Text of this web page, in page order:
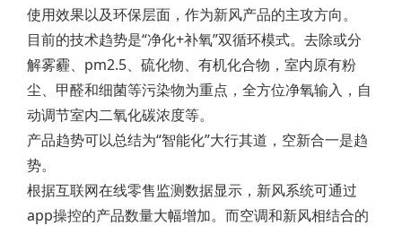
使用效果以及环保层面，作为新风产品的主攻方向。
目前的技术趋势是“净化+补氧”双循环模式。去除或分
解雾霾、pm2.5、硫化物、有机化合物，室内原有粉
尘、甲醛和细菌等污染物为重点，全方位净氧输入，自
动调节室内二氧化碳浓度等。
产品趋势可以总结为“智能化”大行其道，空新合一是趋
势。
根据互联网在线零售监测数据显示，新风系统可通过
app操控的产品数量大幅增加。而空调和新风相结合的